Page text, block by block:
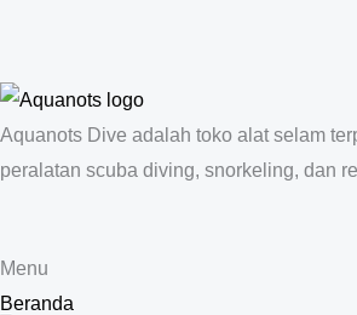
Aquanots Dive adalah toko alat selam
peralatan scuba diving, snorkeling, dan
Menu
Beranda